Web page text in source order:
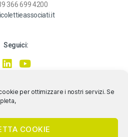
per ottimizzare i nostri servizi. Se
COOKIE
366 699 4200
Seguici: